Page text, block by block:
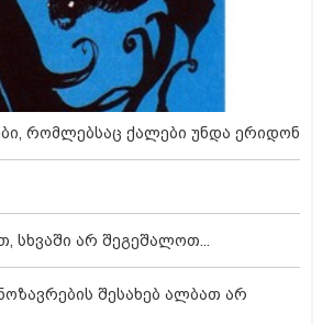
რომლებსაც ქალები უნდა ერიდონ
სხვაში არ შეგეშალოთ...
შესახებ ალბათ არ